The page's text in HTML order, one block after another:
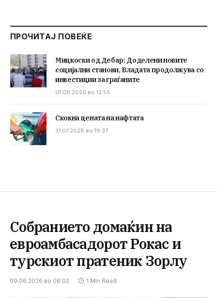
ПРОЧИТАЈ ПОВЕЌЕ
Мицкоски од Дебар: Доделени новите
социјални станови, Владата продолжува со
инвестиции за граѓаните
01.08.2026 во 12:55
Скокна цената на нафтата
31.07.2026 во 19:37
Собранието домаќин на
евроамбасадорот Рокас и
турскиот пратеник Зорлу
09.06.2026 во 08:02 1 Min Read